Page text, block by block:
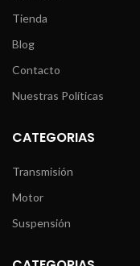
Tienda
Blog
Contacto
Nuestras Políticas
CATEGORIAS
Transmisión
Motor
Suspensión